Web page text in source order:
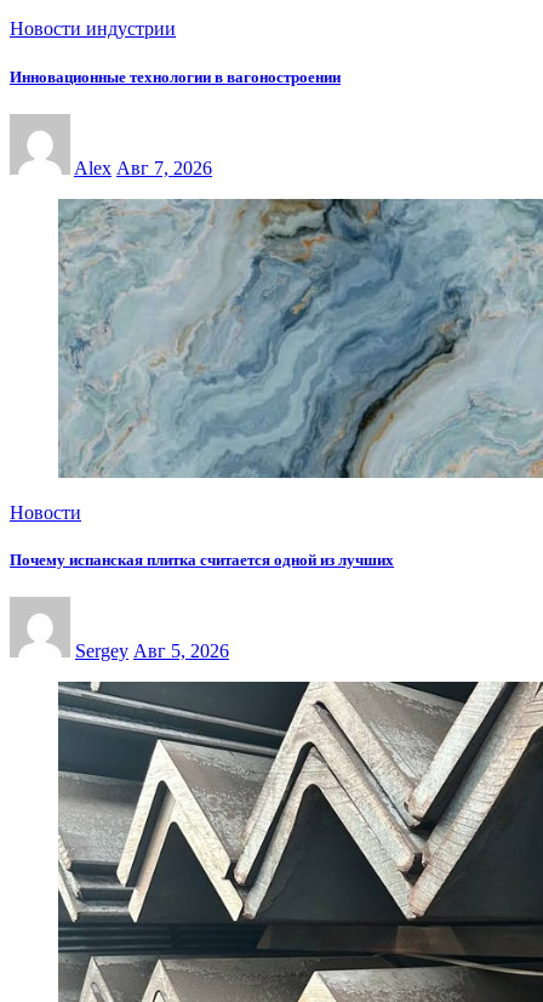
Новости индустрии
Инновационные технологии в вагоностроении
Alex Авг 7, 2026
Новости
Почему испанская плитка считается одной из лучших
Sergey Авг 5, 2026